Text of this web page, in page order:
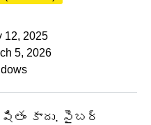
12, 2025
5, 2026
కాదు. సైబర్